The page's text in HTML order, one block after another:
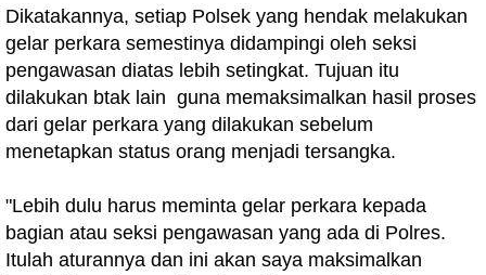
Dikatakannya, setiap Polsek yang hendak melakukan
gelar perkara semestinya didampingi oleh seksi
pengawasan diatas lebih setingkat. Tujuan itu
dilakukan btak lain guna memaksimalkan hasil proses
dari gelar perkara yang dilakukan sebelum
menetapkan status orang menjadi tersangka.
"Lebih dulu harus meminta gelar perkara kepada
bagian atau seksi pengawasan yang ada di Polres.
Itulah aturannya dan ini akan saya maksimalkan